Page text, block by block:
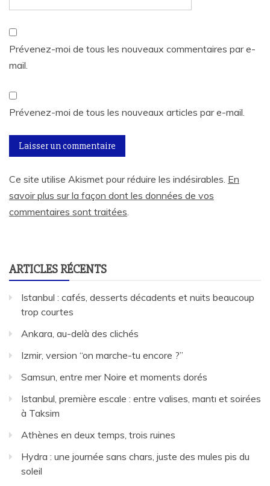
Prévenez-moi de tous les nouveaux commentaires par e-
mail.
Prévenez-moi de tous les nouveaux articles par e-mail.
Ce site utilise Akismet pour réduire les indésirables. En
savoir plus sur la façon dont les données de vos
commentaires sont traitées.
ARTICLES RÉCENTS
Istanbul : cafés, desserts décadents et nuits beaucoup
trop courtes
Ankara, au-delà des clichés
Izmir, version “on marche-tu encore ?”
Samsun, entre mer Noire et moments dorés
Istanbul, première escale : entre valises, mantı et soirées
à Taksim
Athènes en deux temps, trois ruines
Hydra : une journée sans chars, juste des mules pis du
soleil